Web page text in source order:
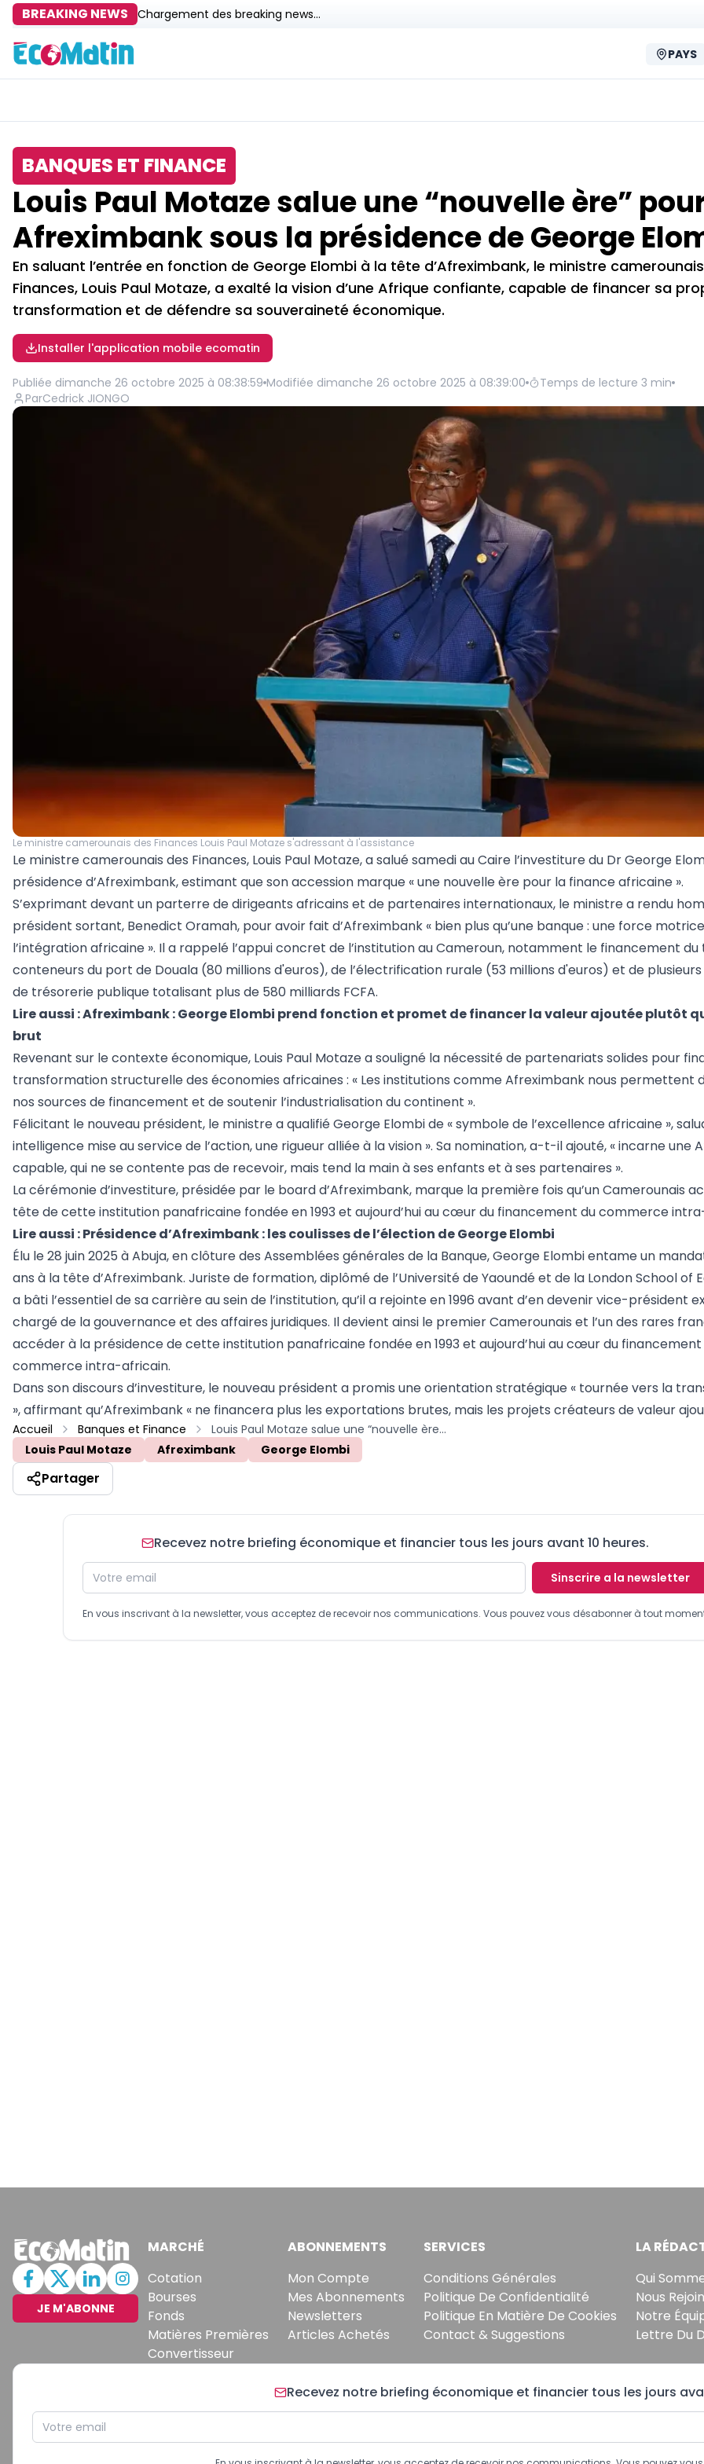
BREAKING NEWS Chargement des breaking news...
PAYS
BANQUES ET FINANCE
Louis Paul Motaze salue une “nouvelle ère”
Afreximbank sous la présidence de George
En saluant l’entrée en fonction de George Elombi à la tête d’Afreximbank, le ministre
Finances, Louis Paul Motaze, a exalté la vision d’une Afrique confiante, capable de financer sa
transformation et de défendre sa souveraineté économique.
Installer l'application mobile ecomatin
Publiée dimanche 26 octobre 2025 à 08:38:59 Modifiée dimanche 26 octobre 2025 à 08:39:00 Temps de lecture 3 min
ParCedrick JIONGO
Le ministre camerounais des Finances Louis Paul Motaze s'adressant à l'assistance
Le ministre camerounais des Finances, Louis Paul Motaze, a salué samedi au Caire l’investiture du Dr George
présidence d’Afreximbank, estimant que son accession marque « une nouvelle ère pour la finance africaine ».
S’exprimant devant un parterre de dirigeants africains et de partenaires internationaux, le ministre a rendu
président sortant, Benedict Oramah, pour avoir fait d’Afreximbank « bien plus qu’une banque : une force
l’intégration africaine ». Il a rappelé l’appui concret de l’institution au Cameroun, notamment le financement
conteneurs du port de Douala (80 millions d'euros), de l’électrification rurale (53 millions d'euros) et de
de trésorerie publique totalisant plus de 580 milliards FCFA.
Lire aussi :Afreximbank : George Elombi prend fonction et promet de financer la valeur ajoutée plutôt
brut
Revenant sur le contexte économique, Louis Paul Motaze a souligné la nécessité de partenariats solides pour
transformation structurelle des économies africaines : « Les institutions comme Afreximbank nous permettent
nos sources de financement et de soutenir l’industrialisation du continent ».
Félicitant le nouveau président, le ministre a qualifié George Elombi de « symbole de l’excellence africaine »,
intelligence mise au service de l’action, une rigueur alliée à la vision ». Sa nomination, a-t-il ajouté, « incarne une
capable, qui ne se contente pas de recevoir, mais tend la main à ses enfants et à ses partenaires ».
La cérémonie d’investiture, présidée par le board d’Afreximbank, marque la première fois qu’un Camerounais
tête de cette institution panafricaine fondée en 1993 et aujourd’hui au cœur du financement du commerce
Lire aussi :Présidence d’Afreximbank : les coulisses de l’élection de George Elombi
Élu le 28 juin 2025 à Abuja, en clôture des Assemblées générales de la Banque, George Elombi entame un
ans à la tête d’Afreximbank. Juriste de formation, diplômé de l’Université de Yaoundé et de la London School of
a bâti l’essentiel de sa carrière au sein de l’institution, qu’il a rejointe en 1996 avant d’en devenir vice-président
chargé de la gouvernance et des affaires juridiques. Il devient ainsi le premier Camerounais et l’un des rares
accéder à la présidence de cette institution panafricaine fondée en 1993 et aujourd’hui au cœur du financement
commerce intra-africain.
Dans son discours d’investiture, le nouveau président a promis une orientation stratégique « tournée vers la
», affirmant qu’Afreximbank « ne financera plus les exportations brutes, mais les projets créateurs de valeur
Accueil Banques et Finance
Louis Paul Motaze salue une “nouvelle ère” pour Afreximbank sous la présidence de George Elombi
Louis Paul Motaze
Afreximbank George Elombi
Partager
Recevez notre briefing économique et financier tous les jours avant 10 heures.
Sinscrire a la newsletter
En vous inscrivant à la newsletter, vous acceptez de recevoir nos communications. Vous pouvez vous désabonner à tout
JE M'ABONNE
MARCHÉ
Cotation
Bourses
Fonds
Matières Premières
Convertisseur
ABONNEMENTS
Mon Compte
Mes Abonnements
Newsletters
Articles Achetés
SERVICES
Conditions Générales
Politique De Confidentialité
Politique En Matière De Cookies
Contact & Suggestions
LA
Qui
Nous
Notre
Lettre Du
Recevez notre briefing économique et financier tous les jours